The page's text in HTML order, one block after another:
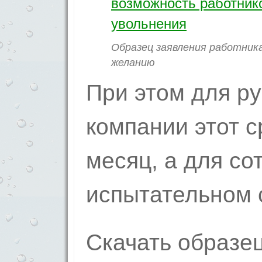
Образец заявления
желанию
При этом для
компании этот
месяц, а для
испытательном
Скачать